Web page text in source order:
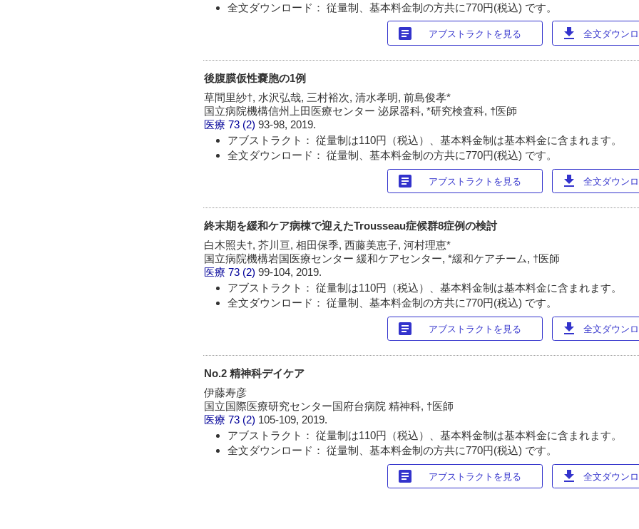
全文ダウンロード： 従量制、基本料金制の方共に770円(税込) です。
article アブストラクトを見る download 全文ダウン
後腹膜仮性嚢胞の1例
草間里紗†, 水沢弘哉, 三村裕次, 清水孝明, 前島俊孝*
国立病院機構信州上田医療センター 泌尿器科, *研究検査科, †医師
医療 73 (2)93-98, 2019.
アブストラクト： 従量制は110円（税込）、基本料金制は基本料金に含まれます。
全文ダウンロード： 従量制、基本料金制の方共に770円(税込) です。
article アブストラクトを見る download 全文ダウン
終末期を緩和ケア病棟で迎えたTrousseau症候群8症例の検討
白木照夫†, 芥川亘, 相田保季, 西藤美恵子, 河村理恵*
国立病院機構岩国医療センター 緩和ケアセンター, *緩和ケアチーム, †医師
医療 73 (2)99-104, 2019.
アブストラクト： 従量制は110円（税込）、基本料金制は基本料金に含まれます。
全文ダウンロード： 従量制、基本料金制の方共に770円(税込) です。
article アブストラクトを見る download 全文ダウン
No.2 精神科デイケア
伊藤寿彦
国立国際医療研究センター国府台病院 精神科, †医師
医療 73 (2) 105-109, 2019.
アブストラクト： 従量制は110円（税込）、基本料金制は基本料金に含まれます。
全文ダウンロード： 従量制、基本料金制の方共に770円(税込) です。
article アブストラクトを見る download 全文ダウン